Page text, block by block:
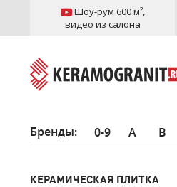
Шоу-рум 600 м²,
видео из салона
Бренды: 0-9 A B
КЕРАМИЧЕСКАЯ ПЛИТКА